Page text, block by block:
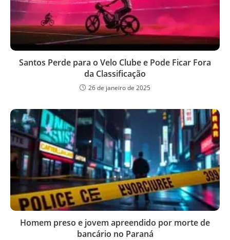
Santos Perde para o Velo Clube e Pode Ficar Fora
da Classificação
26 de janeiro de 2025
Homem preso e jovem apreendido por morte de
bancário no Paraná